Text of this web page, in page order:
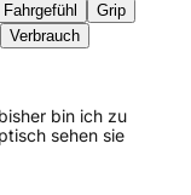
Fahrgefühl
Grip
Verbrauch
bin ich zu
sehen sie